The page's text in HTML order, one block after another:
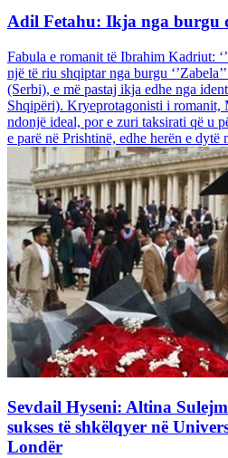
Adil Fetahu: Ikja nga burgu
Fabula e romanit të Ibrahim Kadriut:
një të riu shqiptar nga burgu
(Serbi), e më pastaj ikja edhe nga
Shqipëri). Kryeprotagonisti i romanit,
ndonjë ideal, por e zuri taksirati që u
e parë në Prishtinë, edhe herën e dytë
Sevdail Hyseni: Altina
sukses të shkëlqyer në
Londër